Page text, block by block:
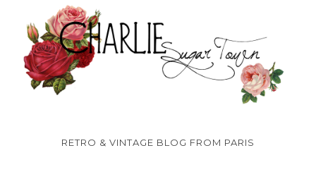
RETRO & VINTAGE BLOG FROM PARIS